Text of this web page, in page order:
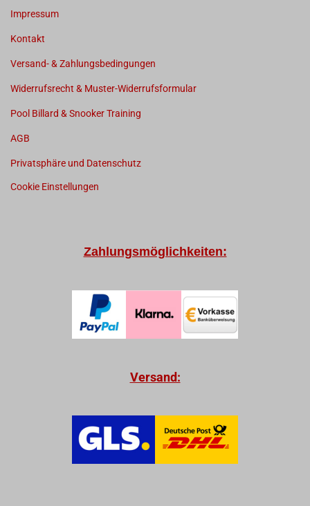
Impressum
Kontakt
Versand- & Zahlungsbedingungen
Widerrufsrecht & Muster-Widerrufsformular
Pool Billard & Snooker Training
AGB
Privatsphäre und Datenschutz
Cookie Einstellungen
Zahlungsmöglichkeiten:
Versand: